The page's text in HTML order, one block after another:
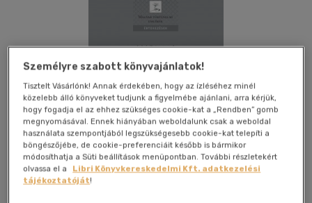
Személyre szabott könyvajánlatok!
Tisztelt Vásárlónk! Annak érdekében, hogy az ízléséhez minél
közelebb álló könyveket tudjunk a figyelmébe ajánlani, arra kérjük,
hogy fogadja el az ehhez szükséges cookie-kat a „Rendben” gomb
megnyomásával. Ennek hiányában weboldalunk csak a weboldal
használata szempontjából legszükségesebb cookie-kat telepíti a
böngészőjébe, de cookie-preferenciáit később is bármikor
módosíthatja a Süti beállítások menüpontban. További részletekért
olvassa el a
Libri Könyvkereskedelmi Kft. adatkezelési
tájékoztatóját!